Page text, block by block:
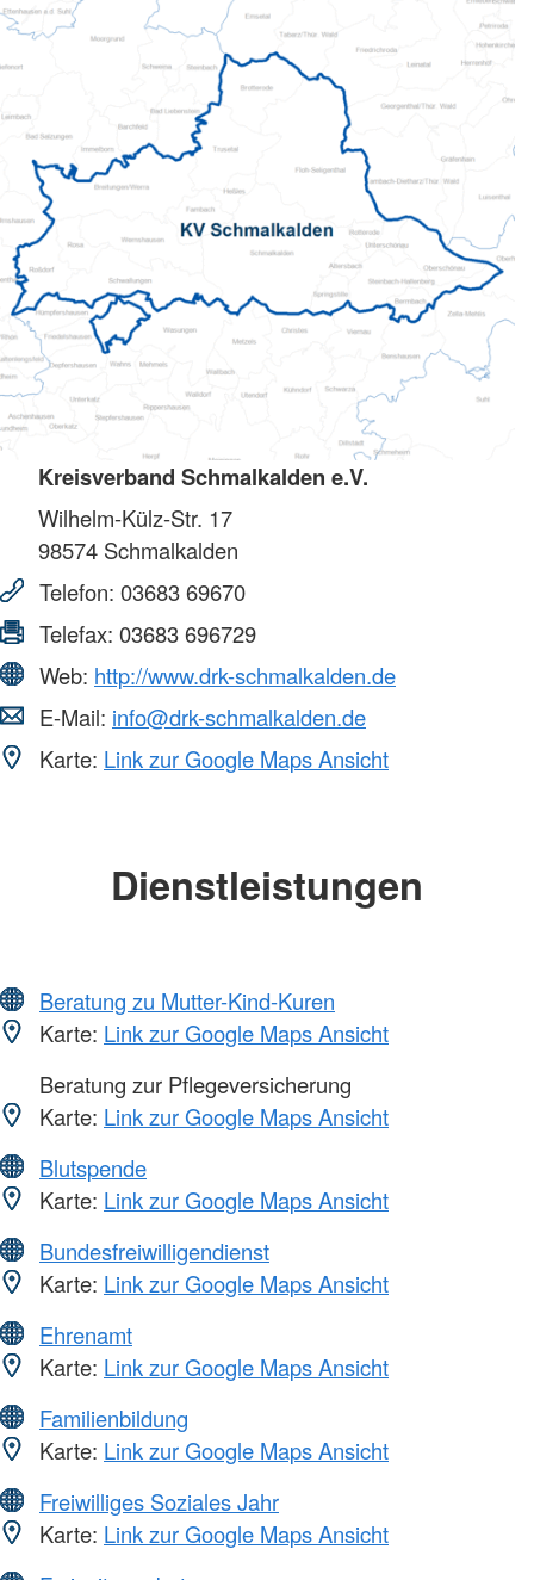
Kreisverband Schmalkalden e.V.
Wilhelm-Külz-Str. 17
98574 Schmalkalden
Telefon: 03683 69670
Telefax: 03683 696729
Web: http://www.drk-schmalkalden.de
E-Mail: info@drk-schmalkalden.de
Karte: Link zur Google Maps Ansicht
Dienstleistungen
Beratung zu Mutter-Kind-Kuren
Karte: Link zur Google Maps Ansicht
Beratung zur Pflegeversicherung
Karte: Link zur Google Maps Ansicht
Blutspende
Karte: Link zur Google Maps Ansicht
Bundesfreiwilligendienst
Karte: Link zur Google Maps Ansicht
Ehrenamt
Karte: Link zur Google Maps Ansicht
Familienbildung
Karte: Link zur Google Maps Ansicht
Freiwilliges Soziales Jahr
Karte: Link zur Google Maps Ansicht